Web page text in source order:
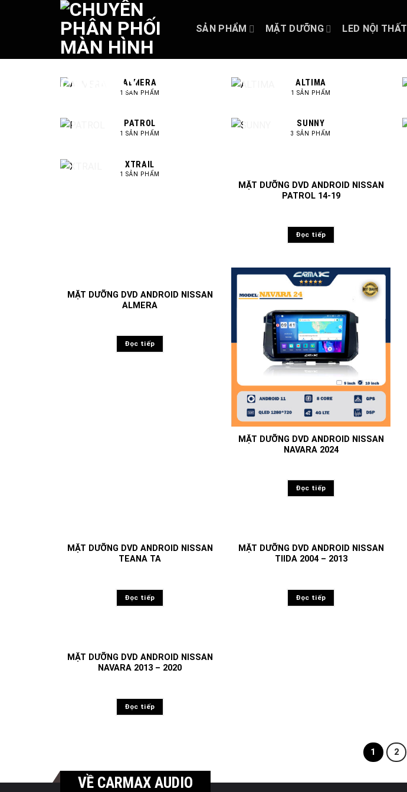
SẢN PHẨM MẶT DƯỠNG LED NỘI THẤT
ALMERA
1 SẢN PHẨM
ALTIMA
1 SẢN PHẨM
PATROL
1 SẢN PHẨM
SUNNY
3 SẢN PHẨM
XTRAIL
1 SẢN PHẨM
MẶT DƯỠNG DVD ANDROID NISSAN
PATROL 14-19
Đọc tiếp
MẶT DƯỠNG DVD ANDROID NISSAN
ALMERA
Đọc tiếp
MẶT DƯỠNG DVD ANDROID NISSAN
NAVARA 2024
Đọc tiếp
MẶT DƯỠNG DVD ANDROID NISSAN
TEANA TA
Đọc tiếp
MẶT DƯỠNG DVD ANDROID NISSAN
TIIDA 2004 – 2013
Đọc tiếp
MẶT DƯỠNG DVD ANDROID NISSAN
NAVARA 2013 – 2020
Đọc tiếp
1 2
VỀ CARMAX AUDIO